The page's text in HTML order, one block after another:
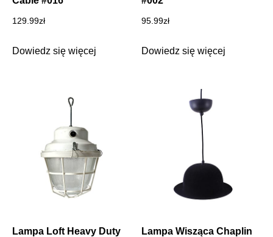
129.99zł
Dowiedz się więcej
95.99zł
Dowiedz się więcej
Lampa Loft Heavy Duty
Lampa Wisząca Chaplin